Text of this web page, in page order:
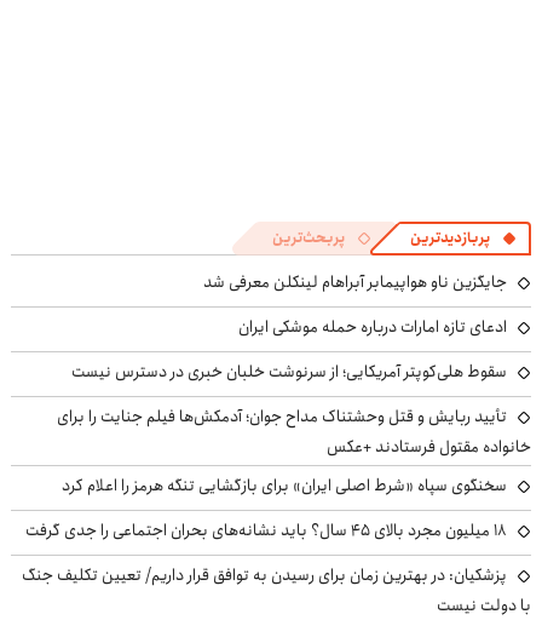
پربازدیدترین پربحث‌ترین
جایگزین ناو هواپیمابر آبراهام لینکلن معرفی شد
ادعای تازه امارات درباره حمله موشکی ایران
سقوط هلی‌کوپتر آمریکایی؛ از سرنوشت خلبان خبری در دسترس نیست
تأیید ربایش و قتل وحشتناک مداح جوان؛ آدمکش‌ها فیلم جنایت را برای
خانواده مقتول فرستادند +عکس
سخنگوی سپاه «شرط اصلی ایران» برای بازگشایی تنگه هرمز را اعلام کرد
۱۸ میلیون مجرد بالای ۴۵ سال؟ باید نشانه‌های بحران اجتماعی را جدی گرفت
پزشکیان‌: در بهترین زمان برای رسیدن به توافق قرار داریم/ تعیین تکلیف جنگ
با دولت نیست